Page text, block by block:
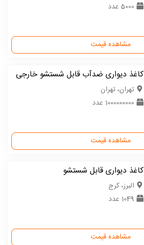
5000 عدد
مشاهده قیمت
کاغذ دیواری ضدآب قابل شستشو خارجی
تهران، تهران
1000000000 عدد
مشاهده قیمت
کاغذ دیواری قابل شستشو
البرز، کرج
1049 عدد
مشاهده قیمت